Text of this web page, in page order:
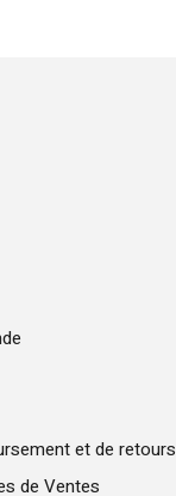
et de retours
de Ventes